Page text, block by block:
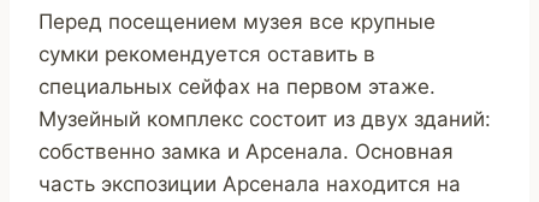
Перед посещением музея все крупные
сумки рекомендуется оставить в
специальных сейфах на первом этаже.
Музейный комплекс состоит из двух зданий:
собственно замка и Арсенала. Основная
часть экспозиции Арсенала находится на